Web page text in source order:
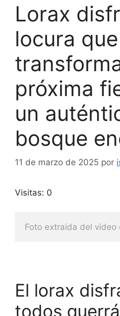
Lorax
locura que
próxima
un
bosque
11 de marzo de 2025 por
Visitas: 0
Foto extraida del video
El lorax
todos